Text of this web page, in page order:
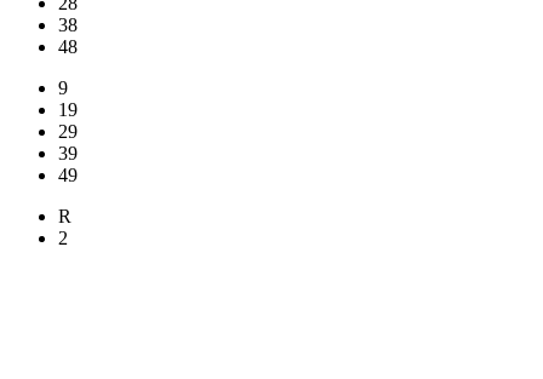
38
48
9
19
29
39
49
R
2